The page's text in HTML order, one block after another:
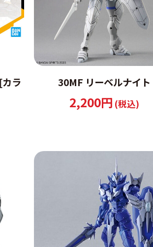
ラ
30MF リーベルナイト
2,200円 (税込)